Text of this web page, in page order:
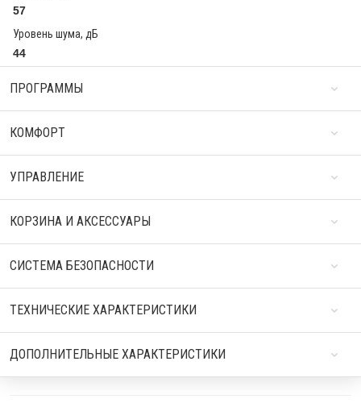
57
Уровень шума, дБ
44
ПРОГРАММЫ
КОМФОРТ
УПРАВЛЕНИЕ
КОРЗИНА И АКСЕССУАРЫ
СИСТЕМА БЕЗОПАСНОСТИ
ТЕХНИЧЕСКИЕ ХАРАКТЕРИСТИКИ
ДОПОЛНИТЕЛЬНЫЕ ХАРАКТЕРИСТИКИ